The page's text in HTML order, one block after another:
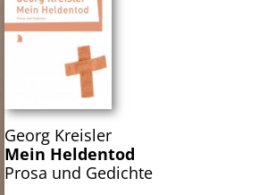
Georg Kreisler
Mein Heldentod
Prosa und Gedichte